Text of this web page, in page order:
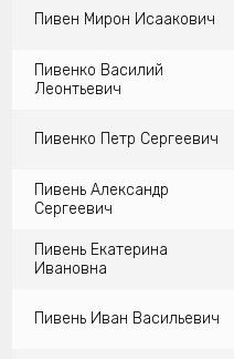
Пивен Мирон Исаакович
Пивенко Василий
Леонтьевич
Пивенко Петр Сергеевич
Пивень Александр
Сергеевич
Пивень Екатерина
Ивановна
Пивень Иван Васильевич